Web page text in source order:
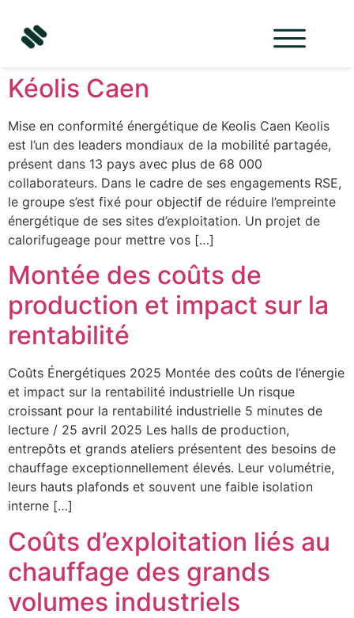
Kéolis Caen
Mise en conformité énergétique de Keolis Caen Keolis
est l’un des leaders mondiaux de la mobilité partagée,
présent dans 13 pays avec plus de 68 000
collaborateurs. Dans le cadre de ses engagements RSE,
le groupe s’est fixé pour objectif de réduire l’empreinte
énergétique de ses sites d’exploitation. Un projet de
calorifugeage pour mettre vos […]
Montée des coûts de
production et impact sur la
rentabilité
Coûts Énergétiques 2025 Montée des coûts de l’énergie
et impact sur la rentabilité industrielle Un risque
croissant pour la rentabilité industrielle 5 minutes de
lecture / 25 avril 2025 Les halls de production,
entrepôts et grands ateliers présentent des besoins de
chauffage exceptionnellement élevés. Leur volumétrie,
leurs hauts plafonds et souvent une faible isolation
interne […]
Coûts d’exploitation liés au
chauffage des grands
volumes industriels